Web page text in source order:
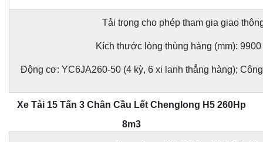
Tải trọng cho phép tham gia giao
Kích thước lòng thùng hàng (mm):
Động cơ: YC6JA260-50 (4 kỳ, 6 xi lanh thẳng hàng);
Xe Tải 15 Tấn 3 Chân Cầu Lết Chenglong H5 260Hp
8m3